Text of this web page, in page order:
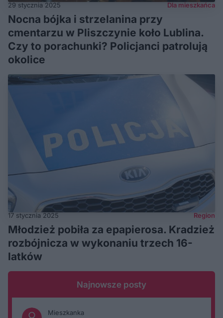
29 stycznia 2025 Dla mieszkańca
Nocna bójka i strzelanina przy
cmentarzu w Pliszczynie koło Lublina.
Czy to porachunki? Policjanci patrolują
okolice
17 stycznia 2025 Region
Młodzież pobiła za epapierosa. Kradzież
rozbójnicza w wykonaniu trzech 16-
latków
Najnowsze posty
Mieszkanka